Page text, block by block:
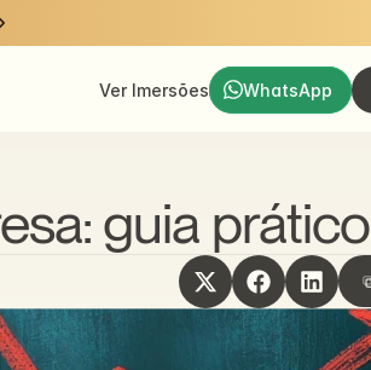
Ver Imersões WhatsApp
guia prático